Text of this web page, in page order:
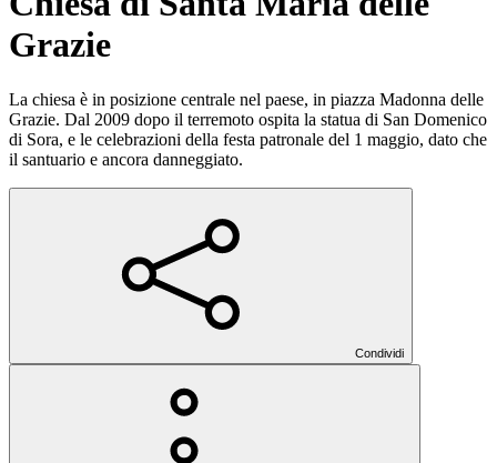
Grazie
La chiesa è in posizione centrale nel paese, in piazza Madonna delle
Grazie. Dal 2009 dopo il terremoto ospita la statua di San Domenico
di Sora, e le celebrazioni della festa patronale del 1 maggio, dato che
il santuario e ancora danneggiato.
Condividi